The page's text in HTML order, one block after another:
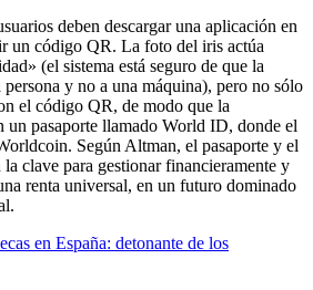
deben descargar una aplicación en
un código QR. La foto del iris actúa
(el sistema está seguro de que la
y no a una máquina), pero no sólo
el código QR, de modo que la
un pasaporte llamado World ID, donde el
Según Altman, el pasaporte y el
clave para gestionar financieramente y
renta universal, en un futuro dominado
en España: detonante de los